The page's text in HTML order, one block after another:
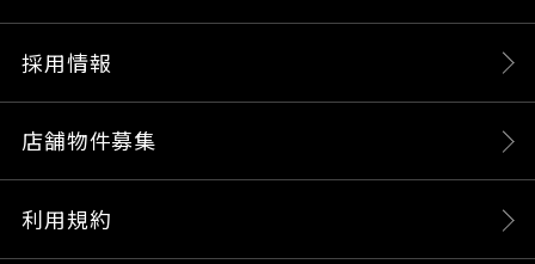
採用情報
店舗物件募集
利用規約